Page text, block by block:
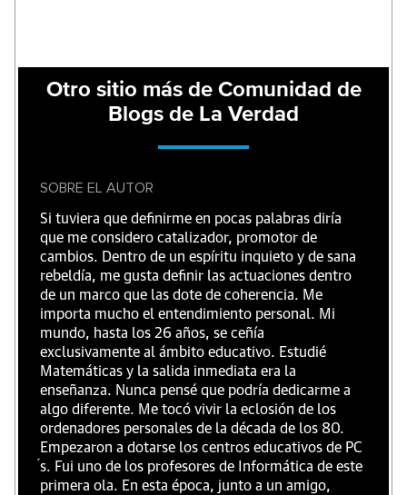
Otro sitio más de Comunidad de
Blogs de La Verdad
SOBRE EL AUTOR
Si tuviera que definirme en pocas palabras diría
que me considero catalizador, promotor de
cambios. Dentro de un espíritu inquieto y de sana
rebeldía, me gusta definir las actuaciones dentro
de un marco que las dote de coherencia. Me
importa mucho el entendimiento personal. Mi
mundo, hasta los 26 años, se ceñía
exclusivamente al ámbito educativo. Estudié
Matemáticas y la salida inmediata era la
enseñanza. Nunca pensé que podría dedicarme a
algo diferente. Me tocó vivir la eclosión de los
ordenadores personales de la década de los 80.
Empezaron a dotarse los centros educativos de PC
́s. Fui uno de los profesores de Informática de este
primera ola. En esta época, junto a un amigo,